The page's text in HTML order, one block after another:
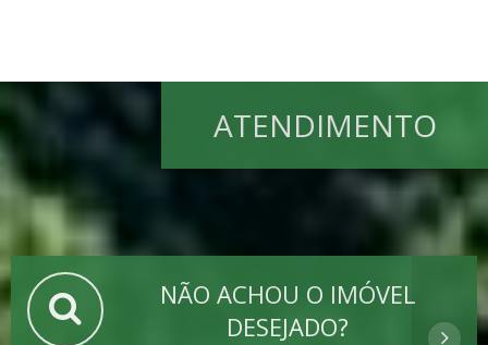
ATENDIMENTO
NÃO ACHOU O IMÓVEL
DESEJADO?